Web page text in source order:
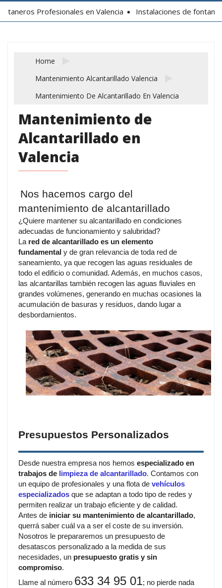
en Valencia Instalaciones de fontanería en
Home
Mantenimiento Alcantarillado Valencia
Mantenimiento De Alcantarillado En Valencia
Mantenimiento de
Alcantarillado en
Valencia
Nos hacemos cargo del
mantenimiento de alcantarillado
¿Quiere mantener su alcantarillado en condiciones
adecuadas de funcionamiento y salubridad?
La red de alcantarillado es un elemento
fundamentaly de gran relevancia de toda red de
saneamiento, ya que recogen las aguas residuales de
todo el edificio o comunidad. Además, en muchos casos,
las alcantarillas también recogen las aguas fluviales en
grandes volúmenes, generando en muchas ocasiones la
acumulación de basuras y residuos, dando lugar a
desbordamientos.
Presupuestos Personalizados
Desde nuestra empresa nos hemos especializado en
trabajos de limpieza de alcantarillado. Contamos con
un equipo de profesionales y una flota de vehículos
especializadosque se adaptan a todo tipo de redes y
permiten realizar un trabajo eficiente y de calidad.
Antes de iniciar su mantenimiento de alcantarillado,
querrá saber cuál va a ser el coste de su inversión.
Nosotros le prepararemos un presupuesto de
desatascos personalizado a la medida de sus
necesidades, un presupuesto gratis y sin
compromiso.
Llame al número 633 34 95 01; no pierde nada